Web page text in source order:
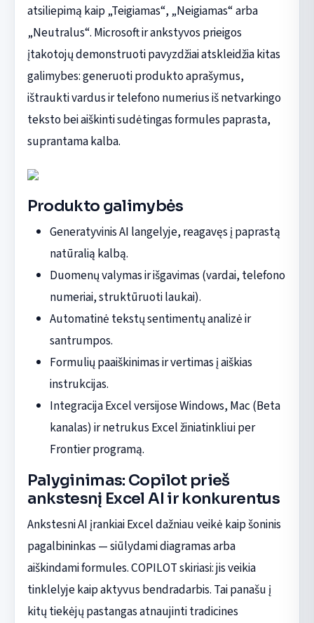
atsiliepimą kaip „Teigiamas“, „Neigiamas“ arba
„Neutralus“. Microsoft ir ankstyvos prieigos
įtakotojų demonstruoti pavyzdžiai atskleidžia kitas
galimybes: generuoti produkto aprašymus,
ištraukti vardus ir telefono numerius iš netvarkingo
teksto bei aiškinti sudėtingas formules paprasta,
suprantama kalba.
Produkto galimybės
Generatyvinis AI langelyje, reagavęs į paprastą
natūralią kalbą.
Duomenų valymas ir išgavimas (vardai, telefono
numeriai, struktūruoti laukai).
Automatinė tekstų sentimentų analizė ir
santrumpos.
Formulių paaiškinimas ir vertimas į aiškias
instrukcijas.
Integracija Excel versijose Windows, Mac (Beta
kanalas) ir netrukus Excel žiniatinkliui per
Frontier programą.
Palyginimas: Copilot prieš
ankstesnį Excel AI ir konkurentus
Ankstesni AI įrankiai Excel dažniau veikė kaip šoninis
pagalbininkas — siūlydami diagramas arba
aiškindami formules. COPILOT skiriasi: jis veikia
tinklelyje kaip aktyvus bendradarbis. Tai panašu į
kitų tiekėjų pastangas atnaujinti tradicines